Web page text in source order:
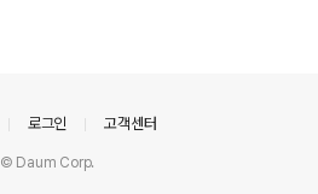
로그인 고객센터
© Daum Corp.